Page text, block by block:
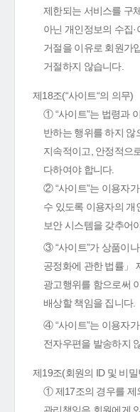
제한되는 서비스를 구
아닌 개인정보의 수집
거절을 이유로 회원가
거절하지 않습니다.
제18조(“사이트“의 의무)
① “사이트”는 법령과
반하는 행위를 하지 않
지속적이고, 안정적으
다하여야 합니다.
② “사이트”는 이용자
수 있도록 이용자의 개
보안 시스템을 갖추어
③ “사이트”가 상품이
공정화에 관한 법률」
광고행위를 함으로써
배상할 책임을 집니다.
④ “사이트”는 이용자
전자우편을 발송하지
제19조(회원의 ID 및 비
① 제17조의 경우를 제